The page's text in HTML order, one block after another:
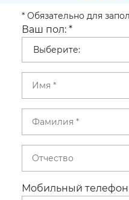
* Обязательно для
Ваш пол: *
Выберите:
Мобильный телефон